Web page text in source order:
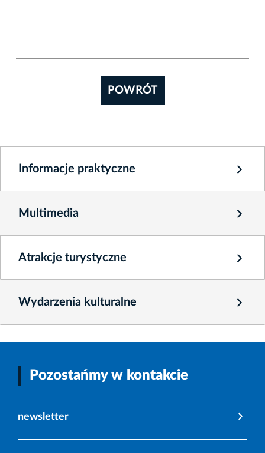
POWRÓT
Informacje praktyczne
Multimedia
Atrakcje turystyczne
Wydarzenia kulturalne
Pozostańmy w kontakcie
newsletter